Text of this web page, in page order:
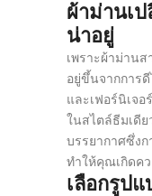
ผ้าม่านเ
น่าอยู่
เพราะผ้าม่านส
อยู่ขึ้นจากการ
และเฟอร์นิเจ
ในสไตล์ธีมเดี
บรรยากาศซึ่ง
ทำให้คุณเกิดค
เลือกรูป